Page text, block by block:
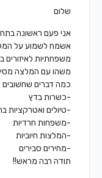
שלום
אני פעם ראשונה
אשמח לשמוע על
משפחתיות לאיזורים
משהו עם המלצה
כמה דברים שחשובים
-כשרות בדץ
-טיולים ואטרקציות
-משפחות חרדיות
-המלצות חיוביות
-מחירים סבירים
תודה רבה מראש!!